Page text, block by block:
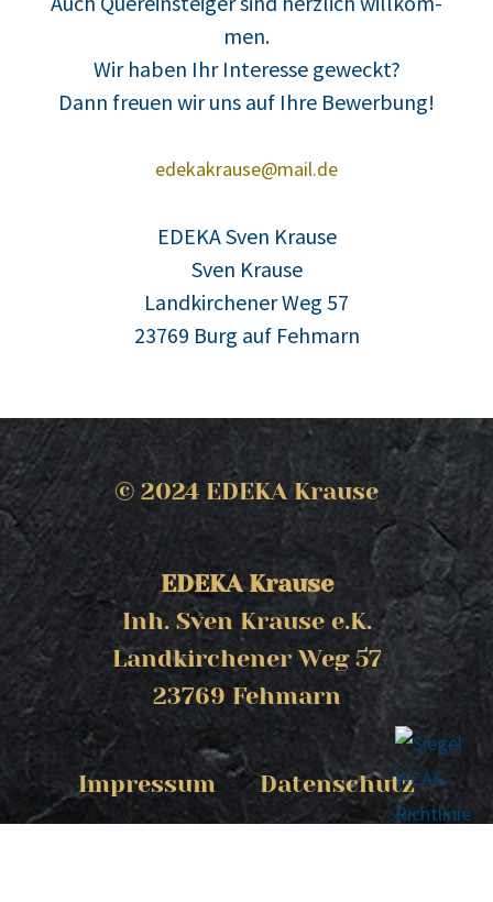
men.
Wir haben Ihr Inter­es­se geweckt?
Dann freu­en wir uns auf Ihre Bewer­bung!
edekakrause@mail.de
EDEKA Sven Krau­se
Sven Krau­se
Land­kir­che­ner Weg 57
23769 Burg auf Feh­marn
© 2024 EDEKA Krause
EDEKA Krause
Inh. Sven Krause e.K.
Landkirchener Weg 57
23769 Fehmarn
Impressum
Datenschutz